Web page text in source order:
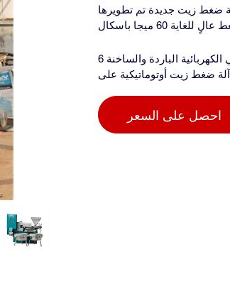
ضغط زيت جديدة تم تطويرها
آلة ضغط زيت الطهي الكهربائية الباردة والساخنة 6yz-100 اشترِ منتج آلة ضغط زيت الطهي آلة ضغط زيت بارد
احصل على السعر